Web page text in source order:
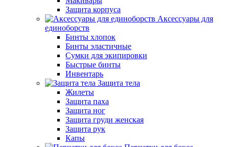
Защита корпуса
Аксессуары для
единоборств
Бинты хлопок
Бинты эластичные
Сумки для экипировки
Быстрые бинты
Инвентарь
Защита тела
Жилеты
Защита паха
Защита ног
Защита груди женская
Защита рук
Капы